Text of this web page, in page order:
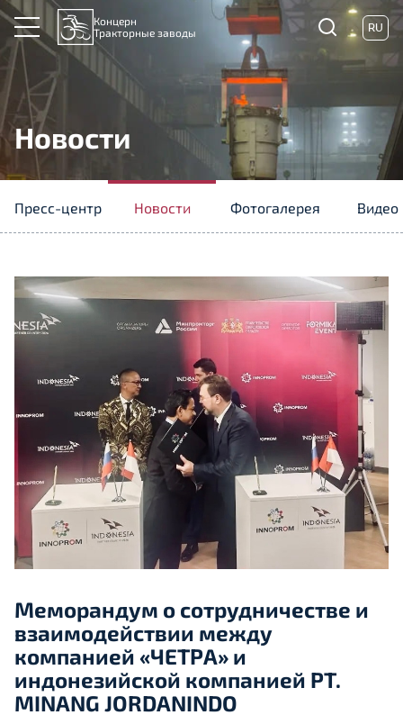
Концерн
Тракторные заводы
RU
Новости
Пресс-центр Новости Фотогалерея Видео
Меморандум о сотрудничестве и
взаимодействии между
компанией «ЧЕТРА» и
индонезийской компанией PT.
MINANG JORDANINDO